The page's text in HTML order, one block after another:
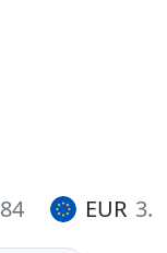
EUR